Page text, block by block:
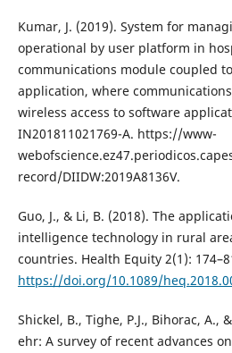
Kumar, J. (2019). System for
operational by user platform in
communications module coupled
application, where
wireless access to software
IN201811021769-A. https://www-
record/DIIDW:2019A8136V.
Guo, J., & Li, B. (2018). The
intelligence technology in rural
countries. Health Equity 2(1):
https://doi.org/10.1089/
Shickel, B., Tighe, P.J., Bihorac, A.,
ehr: A survey of recent advances